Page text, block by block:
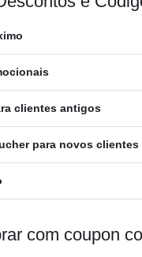
clientes antigos
para novos clientes
com coupon